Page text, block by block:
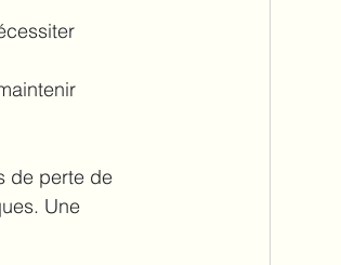
de perte de
Une